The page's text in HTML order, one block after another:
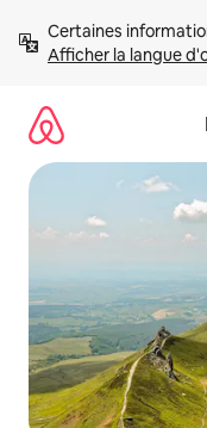
directement
Afficher la langue